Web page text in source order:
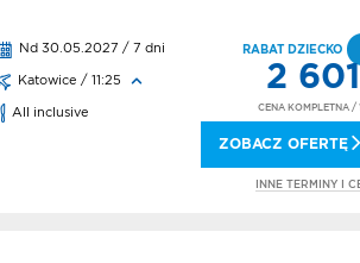
Nd 30.05.2027 / 7 dni
Katowice / 11:25
All inclusive
RABAT DZIECKO
2 601
CENA KOMPLETNA /
ZOBACZ OFERTĘ
INNE TERMINY I